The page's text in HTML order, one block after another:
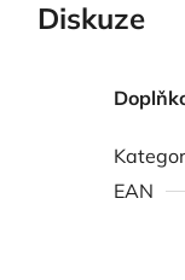
Diskuze
EAN